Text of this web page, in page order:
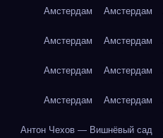
Амстердам Амстердам
Амстердам Амстердам
Амстердам Амстердам
Амстердам Амстердам
Антон Чехов — Вишнёвый сад